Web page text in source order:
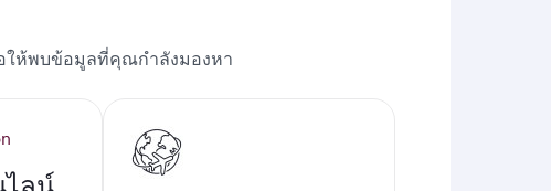
ให้พบข้อมูลที่คุณกำลังมองหา